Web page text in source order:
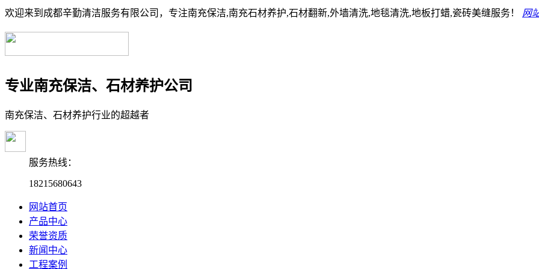
欢迎来到成都辛勤清洁服务有限公司，专注南充保洁,南充石材养护,石材翻新,外墙清洗,地毯清洗,地板打蜡,瓷砖美缝服务！ 网
专业南充保洁、石材养护公司
南充保洁、石材养护行业的超越者
服务热线：
18215680643
网站首页
产品中心
荣誉资质
新闻中心
工程案例